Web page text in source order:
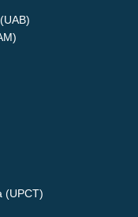
(UPCT)